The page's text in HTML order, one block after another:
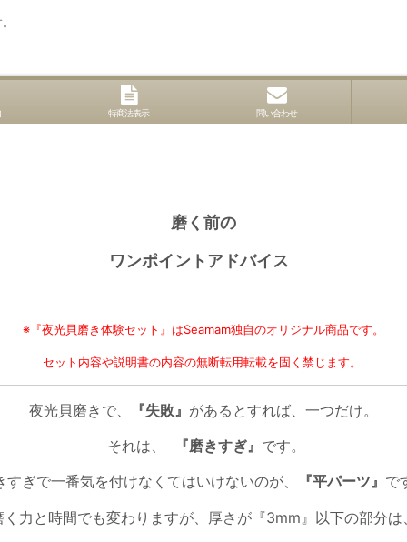
特商法表示 問い合わせ
磨く前の
ワンポイントアドバイス
※『夜光貝磨き体験セット』はSeamam独自のオリジナル商品です。
セット内容や説明書の内容の無断転用転載を固く禁じます。
夜光貝磨きで、 『失敗』 があるとすれば、一つだけ。
それは、
『磨きすぎ』 です。
すぎで一番気を付けなくてはいけないのが、
『平パーツ』 で
く力と時間でも変わりますが、厚さが『3mm』以下の部分は